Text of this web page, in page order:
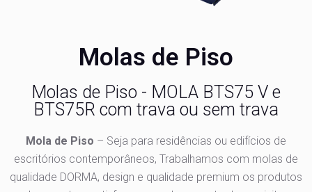
Molas de Piso
Molas de Piso - MOLA BTS75 V e
BTS75R com trava ou sem trava
Mola de Piso – Seja para residências ou edifícios de
escritórios contemporâneos, Trabalhamos com molas de
qualidade DORMA, design e qualidade premium os produtos